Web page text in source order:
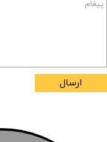
ارسال